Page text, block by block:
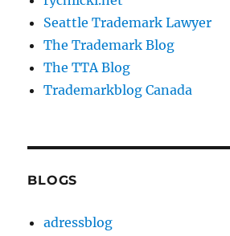
Seattle Trademark Lawyer
The Trademark Blog
The TTA Blog
Trademarkblog Canada
BLOGS
adressblog